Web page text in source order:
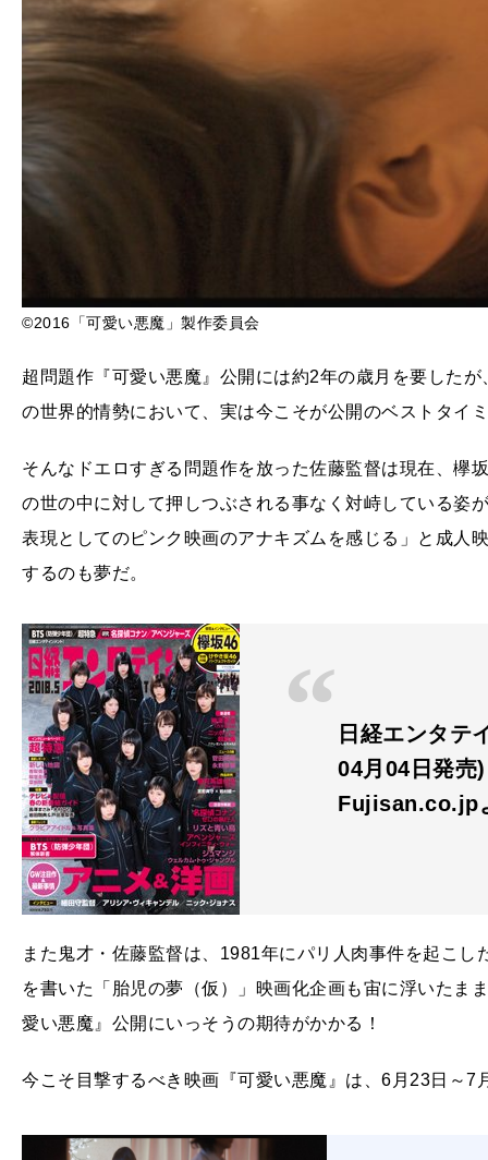
©2016「可愛い悪魔」製作委員会
超問題作『可愛い悪魔』公開には約2年の歳月を要した
の世界的情勢において、実は今こそが公開のベストタイ
そんなドエロすぎる問題作を放った佐藤監督は現在、欅
の世の中に対して押しつぶされる事なく対峙している姿
表現としてのピンク映画のアナキズムを感じる」と成人
するのも夢だ。
日経エンタテ
04月04日発売)
Fujisan.co.jp
また鬼才・佐藤監督は、1981年にパリ人肉事件を起こ
を書いた「胎児の夢（仮）」映画化企画も宙に浮いたま
愛い悪魔』公開にいっそうの期待がかかる！
今こそ目撃するべき映画『可愛い悪魔』は、6月23日～7